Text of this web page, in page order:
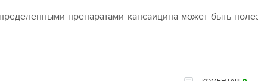
препаратами капсаицина может быть